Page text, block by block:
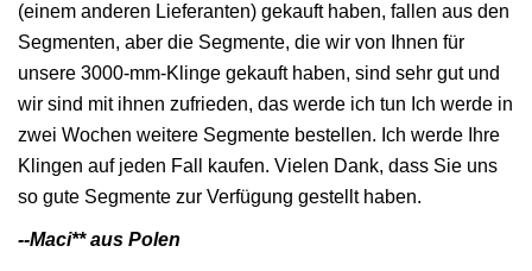
(einem anderen Lieferanten) gekauft haben, fallen aus den
Segmenten, aber die Segmente, die wir von Ihnen für
unsere 3000-mm-Klinge gekauft haben, sind sehr gut und
wir sind mit ihnen zufrieden, das werde ich tun Ich werde in
zwei Wochen weitere Segmente bestellen. Ich werde Ihre
Klingen auf jeden Fall kaufen. Vielen Dank, dass Sie uns
so gute Segmente zur Verfügung gestellt haben.
--Maci** aus Polen